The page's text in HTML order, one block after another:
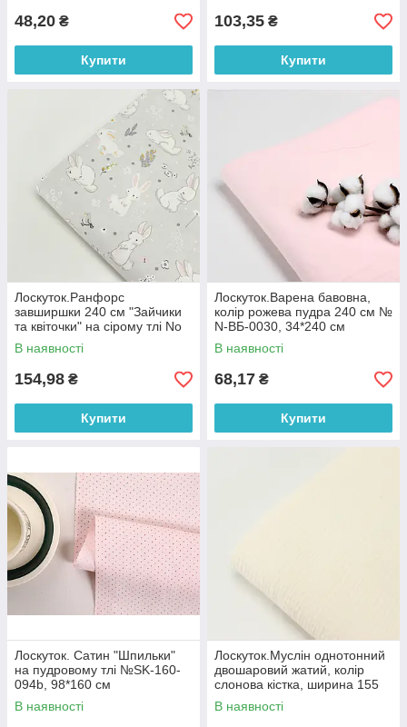
48,20 ₴
Купити
103,35 ₴
Купити
Лоскуток.Ранфорс
завширшки 240 см "Зайчики
та квіточки" на сірому тлі No
3246, 86*240 см
В наявності
154,98 ₴
Купити
Лоскуток.Варена бавовна,
колір рожева пудра 240 см №
N-ВБ-0030, 34*240 см
В наявності
68,17 ₴
Купити
Лоскуток. Сатин "Шпильки"
на пудровому тлі №SK-160-
094b, 98*160 см
В наявності
Лоскуток.Муслін однотонний
двошаровий жатий, колір
слонова кістка, ширина 155
см No МЖ-3-90, 71*155 см
В наявності